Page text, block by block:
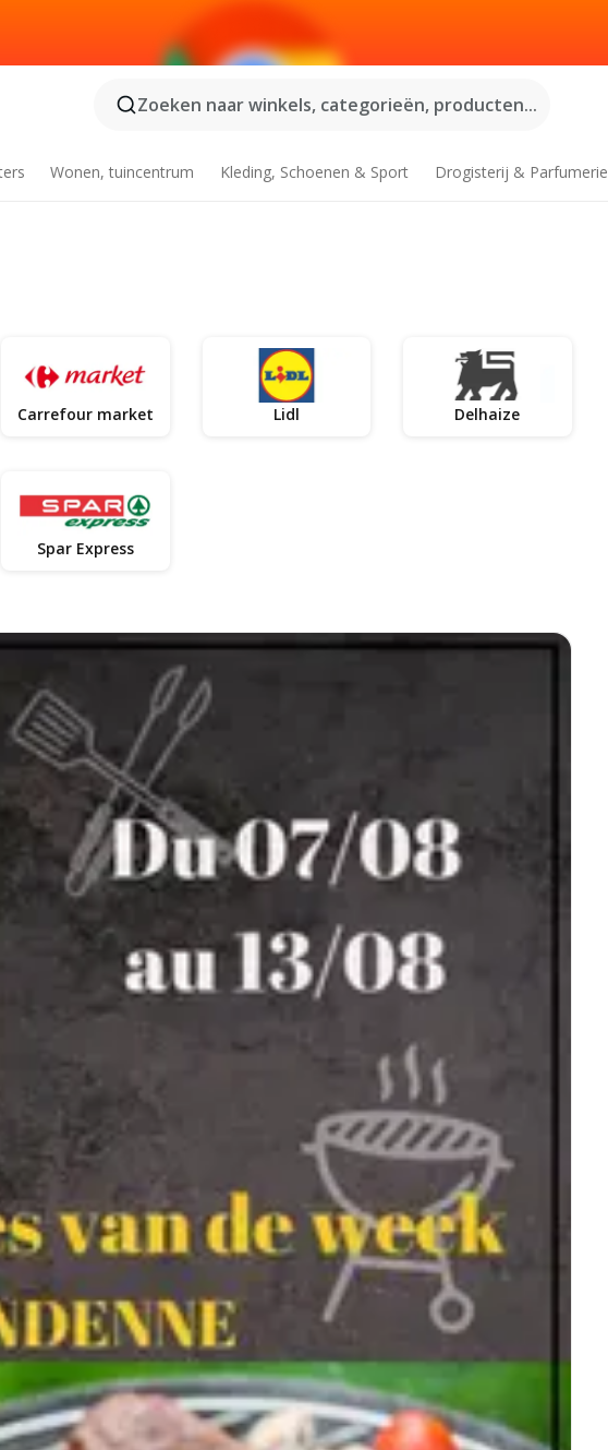
Zoeken naar winkels, categorieën, producten...
Wonen, tuincentrum Kleding, Schoenen & Sport Drogisterij & Parfumerie
Carrefour market Lidl Delhaize
Spar Express